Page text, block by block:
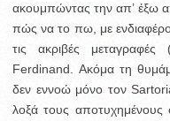
ακουμπώντας την απ’ έξω
πώς να το πω, με
τις ακριβές
Ferdinand. Ακόμα τη
δεν εννοώ μόνο τον
λοξά τους